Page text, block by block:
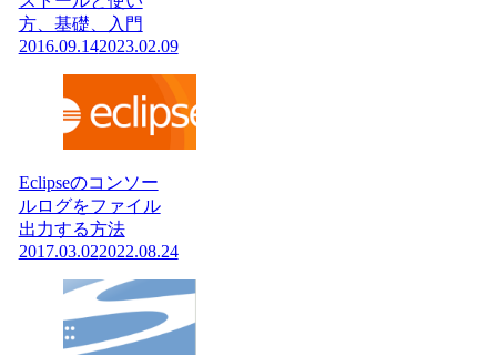
方、基礎、入門
2016.09.142023.02.09
Eclipseのコンソー
ルログをファイル
出力する方法
2017.03.022022.08.24